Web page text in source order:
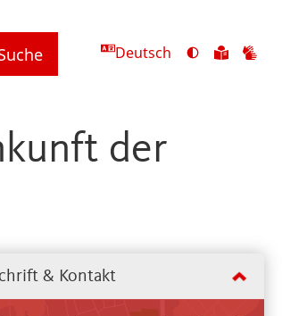
Deutsch
Ansicht
Zu
der
& Kontakt